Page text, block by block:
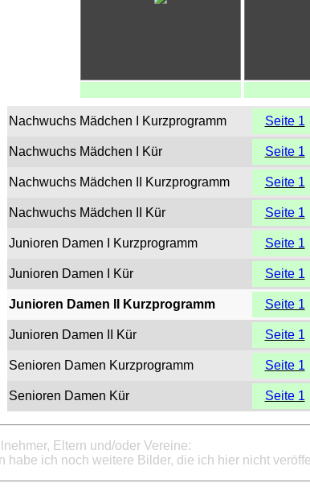
Nachwuchs Mädchen I Kurzprogramm Seite 1
Nachwuchs Mädchen I Kür Seite 1
Nachwuchs Mädchen II Kurzprogramm Seite 1
Nachwuchs Mädchen II Kür Seite 1
Junioren Damen I Kurzprogramm Seite 1
Junioren Damen I Kür Seite 1
Junioren Damen II Kurzprogramm Seite 1
Junioren Damen II Kür Seite 1
Senioren Damen Kurzprogramm Seite 1
Senioren Damen Kür Seite 1
Eltern und/oder Vereine:
habe ich noch weitere Bilder, die ich hier nicht